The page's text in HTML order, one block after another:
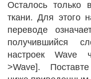
Осталось только
ткани. Для этого
переводе
получившийся
настроек Wave
>Wave]. Поставте